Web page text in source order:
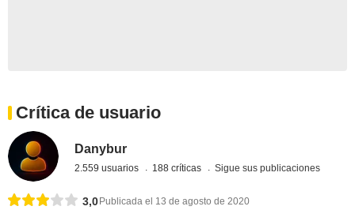
Crítica de usuario
Danybur
2.559 usuarios 188 críticas Sigue sus publicaciones
3,0 Publicada el 13 de agosto de 2020